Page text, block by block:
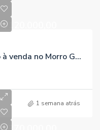
R$120.000,00
Casa em condomínio fechado à venda no Morro Grande / Viamão / RS, referência 239
1 semana atrás